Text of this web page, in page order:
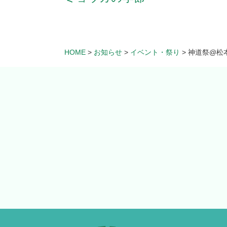
HOME > お知らせ > イベント・祭り > 神道祭@松